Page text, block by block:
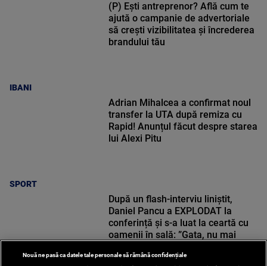
IBANI
(P) Ești antreprenor? Află cum te
ajută o campanie de advertoriale
să crești vizibilitatea și încrederea
brandului tău
SPORT
Adrian Mihalcea a confirmat noul
transfer la UTA după remiza cu
Rapid! Anunțul făcut despre starea
lui Alexi Pitu
După un flash-interviu liniștit,
Daniel Pancu a EXPLODAT la
conferință și s-a luat la ceartă cu
oamenii în sală: ”Gata, nu mai
Nouă ne pasă ca datele tale personale să rămână confidențiale